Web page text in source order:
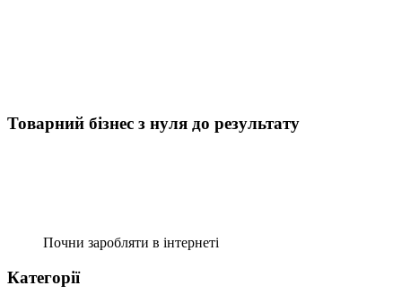
Товарний бізнес з нуля до результату
Почни заробляти в інтернеті
Категорії